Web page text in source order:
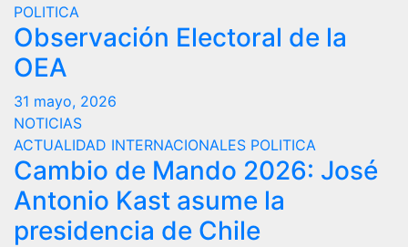
POLITICA
Observación Electoral de la
OEA
31 mayo, 2026
NOTICIAS
ACTUALIDAD INTERNACIONALES POLITICA
Cambio de Mando 2026: José
Antonio Kast asume la
presidencia de Chile